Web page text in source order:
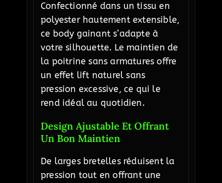
Confectionné dans un tissu en
polyester hautement extensible,
ce body gainant s’adapte à
votre silhouette. Le maintien de
la poitrine sans armatures offre
un effet lift naturel sans
pression excessive, ce qui le
rend idéal au quotidien.
Design Ajustable Et Offrant
Un Bon Maintien
De larges bretelles réduisent la
pression tout en offrant une